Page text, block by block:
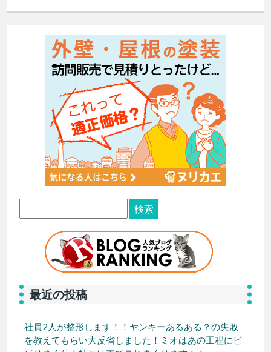
最近の投稿
社員2人が整形します！！ヤンキーあるある？の失敗
を教えてもらい大反省しました！ミオはあの工程にビ